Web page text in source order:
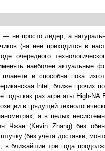
не просто лидер, а
(на неё приходится в
очередного
наиболее актуальные
и способна пока
Intel, ближе прочих
годы как раз агрегаты High-
в грядущей
а в целых
Чжан (Kevin Zhang) без
(без учёта доставки,
ближайшие три года